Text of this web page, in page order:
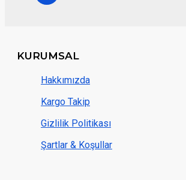
KURUMSAL
Hakkımızda
Kargo Takip
Gizlilik Politikası
Şartlar & Koşullar